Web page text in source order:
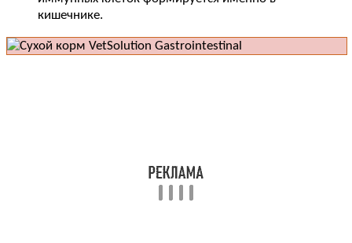
кишечнике.